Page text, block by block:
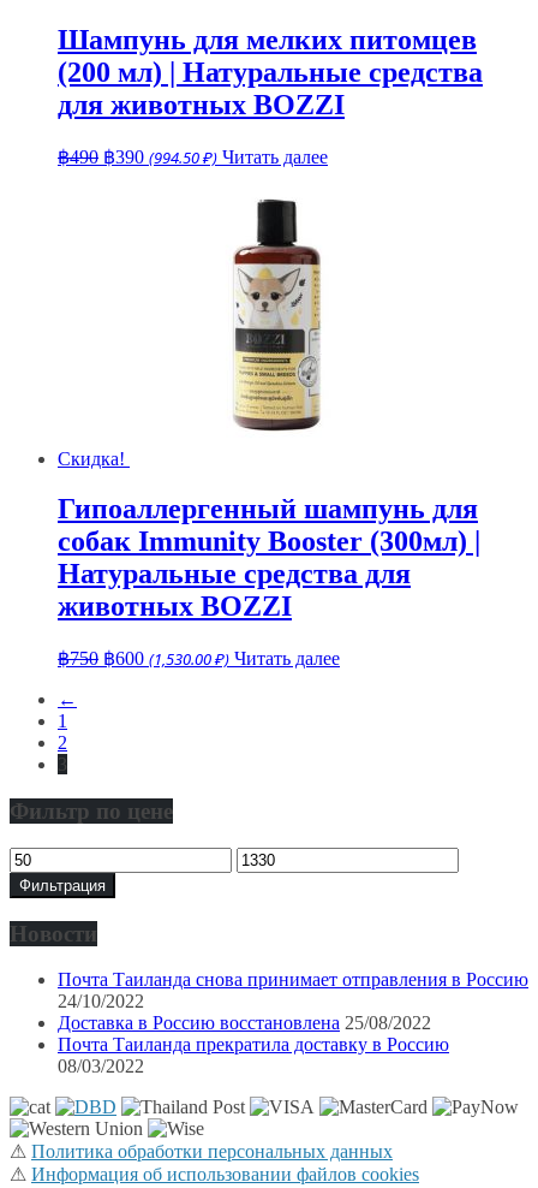
Шампунь для мелких питомцев
(200 мл) | Натуральные средства
для животных BOZZI
฿490 Первоначальная
฿390Текущая
(994.50 ₽) Читать далее
Скидка!
Гипоаллергенный шампунь для
собак Immunity Booster (300мл) |
Натуральные средства для
животных BOZZI
฿750 Первоначальная
฿600Текущая
(1,530.00 ₽) Читать далее
←
1
2
3
Фильтр по цене
Минимальная
цена
Максимальная
цена
Фильтрация
Новости
Почта Таиланда снова принимает отправления в Россию
24/10/2022
Доставка в Россию восстановлена 25/08/2022
Почта Таиланда прекратила доставку в Россию
08/03/2022
⚠ Политика обработки персональных данных
⚠ Информация об использовании файлов cookies